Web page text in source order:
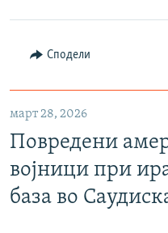
Сподели
март 28, 2026
Повредени
војници при
база во